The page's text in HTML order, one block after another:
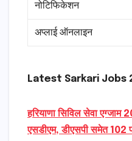
नोटिफिकेशन
अप्लाई ऑनलाइन
Latest Sarkari Jobs
हरियाणा सिविल सेवा एग्जाम
एसडीएम, डीएसपी समेत 102